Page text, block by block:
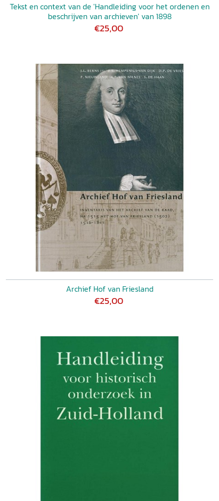
Tekst en context van de 'Handleiding voor het ordenen en
beschrijven van archieven' van 1898
€25,00
Archief Hof van Friesland
€25,00